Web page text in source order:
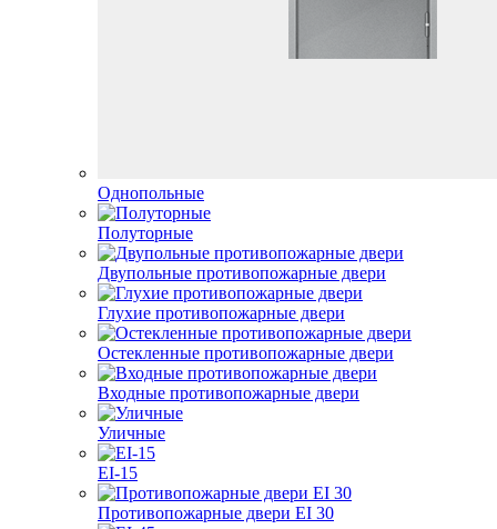
Однопольные
Полуторные
Двупольные противопожарные двери
Глухие противопожарные двери
Остекленные противопожарные двери
Входные противопожарные двери
Уличные
EI-15
Противопожарные двери EI 30